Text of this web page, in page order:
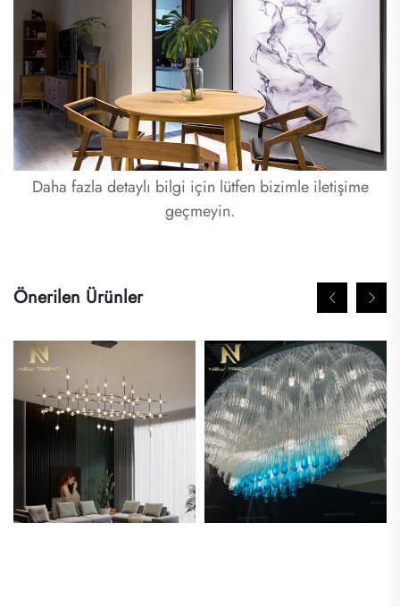
Daha fazla detaylı bilgi için lütfen bizimle iletişime
geçmeyin.
Önerilen Ürünler